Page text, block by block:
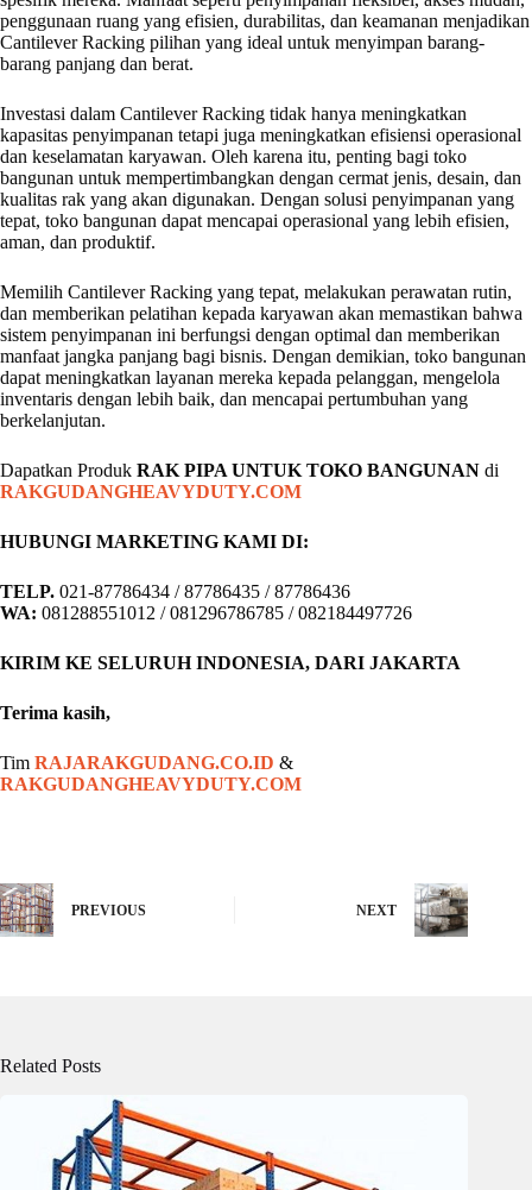
penggunaan ruang yang efisien, durabilitas, dan keamanan menjadikan
Cantilever Racking pilihan yang ideal untuk menyimpan barang-
barang panjang dan berat.
Investasi dalam Cantilever Racking tidak hanya meningkatkan
kapasitas penyimpanan tetapi juga meningkatkan efisiensi operasional
dan keselamatan karyawan. Oleh karena itu, penting bagi toko
bangunan untuk mempertimbangkan dengan cermat jenis, desain, dan
kualitas rak yang akan digunakan. Dengan solusi penyimpanan yang
tepat, toko bangunan dapat mencapai operasional yang lebih efisien,
aman, dan produktif.
Memilih Cantilever Racking yang tepat, melakukan perawatan rutin,
dan memberikan pelatihan kepada karyawan akan memastikan bahwa
sistem penyimpanan ini berfungsi dengan optimal dan memberikan
manfaat jangka panjang bagi bisnis. Dengan demikian, toko bangunan
dapat meningkatkan layanan mereka kepada pelanggan, mengelola
inventaris dengan lebih baik, dan mencapai pertumbuhan yang
berkelanjutan.
Dapatkan Produk RAK PIPA UNTUK TOKO BANGUNAN di
RAKGUDANGHEAVYDUTY.COM
HUBUNGI MARKETING KAMI DI:
TELP. 021-87786434 / 87786435 / 87786436
WA: 081288551012 / 081296786785 / 082184497726
KIRIM KE SELURUH INDONESIA, DARI JAKARTA
Terima kasih,
Tim RAJARAKGUDANG.CO.ID &
RAKGUDANGHEAVYDUTY.COM
PREVIOUS NEXT
Related Posts